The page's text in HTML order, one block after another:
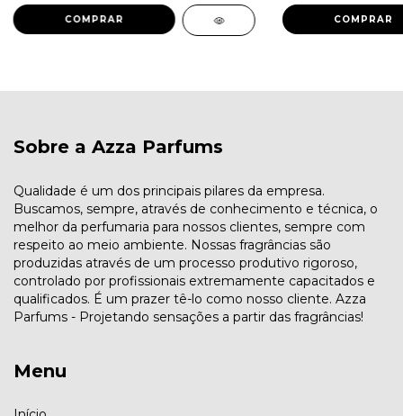
COMPRAR COMPRAR
Sobre a Azza Parfums
Qualidade é um dos principais pilares da empresa.
Buscamos, sempre, através de conhecimento e técnica, o
melhor da perfumaria para nossos clientes, sempre com
respeito ao meio ambiente. Nossas fragrâncias são
produzidas através de um processo produtivo rigoroso,
controlado por profissionais extremamente capacitados e
qualificados. É um prazer tê-lo como nosso cliente. Azza
Parfums - Projetando sensações a partir das fragrâncias!
Menu